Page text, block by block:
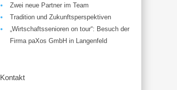
Zwei neue Partner im Team
Tradition und Zukunftsperspektiven
„Wirtschaftssenioren on tour“: Besuch der
Firma paXos GmbH in Langenfeld
Kontakt